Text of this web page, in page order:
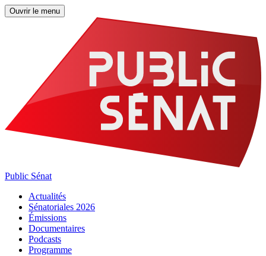
Ouvrir le menu
Public Sénat
Actualités
Sénatoriales 2026
Émissions
Documentaires
Podcasts
Programme